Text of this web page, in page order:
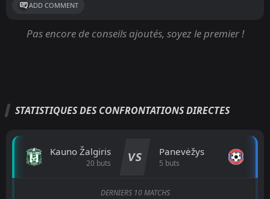
ADD COMMENT
Pas encore de conseils ajoutés, soyez le premier !
STATISTIQUES DES CONFRONTATIONS DIRECTES
Kauno Žalgiris
20 buts VS Panevėžys
5 buts
DERNIERS 10 MATCHS